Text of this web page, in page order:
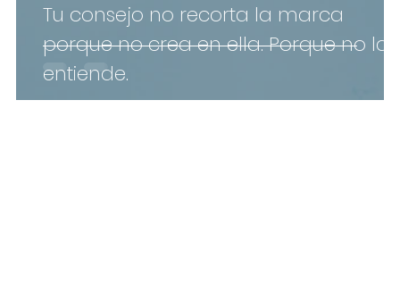
Tu consejo no recorta la marca
porque no crea en ella. Porque no la
entiende.